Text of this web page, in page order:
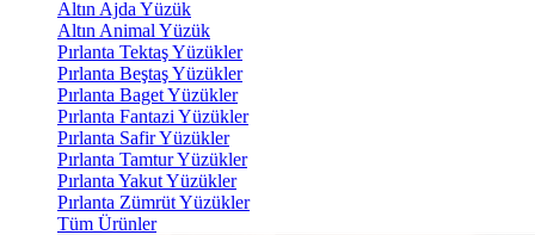
Altın Ajda Yüzük
Altın Animal Yüzük
Pırlanta Tektaş Yüzükler
Pırlanta Beştaş Yüzükler
Pırlanta Baget Yüzükler
Pırlanta Fantazi Yüzükler
Pırlanta Safir Yüzükler
Pırlanta Tamtur Yüzükler
Pırlanta Yakut Yüzükler
Pırlanta Zümrüt Yüzükler
Tüm Ürünler